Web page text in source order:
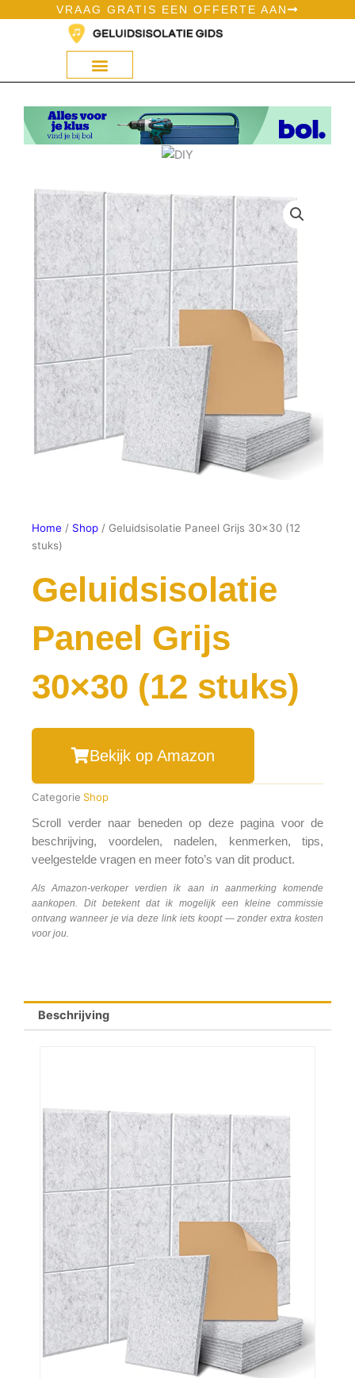
VRAAG GRATIS EEN OFFERTE AAN
Home / Shop / Geluidsisolatie Paneel Grijs 30×30 (12
stuks)
Geluidsisolatie
Paneel Grijs
30×30 (12 stuks)
Bekijk op Amazon
Categorie Shop
Scroll verder naar beneden op deze pagina voor de
beschrijving, voordelen, nadelen, kenmerken, tips,
veelgestelde vragen en meer foto’s van dit product.
Als Amazon-verkoper verdien ik aan in aanmerking komende
aankopen. Dit betekent dat ik mogelijk een kleine commissie
ontvang wanneer je via deze link iets koopt — zonder extra kosten
voor jou.
Beschrijving